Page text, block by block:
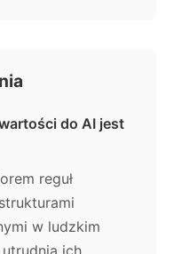
do AI jest
reguł
w ludzkim
ich